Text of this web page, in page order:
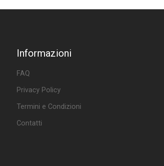
Informazioni
FAQ
Privacy Policy
Termini e Condizioni
Contatti